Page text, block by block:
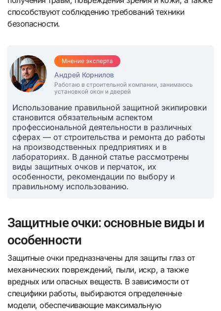
способствуют соблюдению требований техники
безопасности.
Мнение эксперта
Андрей Корнилов
Работаю в строительной компании, занимаюсь
установкой окон и дверей
Использование правильной защитной экипировки
становится обязательным аспектом
профессиональной деятельности в различных
сферах — от строительства и ремонта до работы
на производственных предприятиях и в
лабораториях. В данной статье рассмотрены
виды защитных очков и перчаток, их
особенности, рекомендации по выбору и
правильному использованию.
Защитные очки: основные виды и
особенности
Защитные очки предназначены для защиты глаз от
механических повреждений, пыли, искр, а также
вредных или опасных веществ. В зависимости от
специфики работы, выбираются определенные
модели, обеспечивающие максимальную